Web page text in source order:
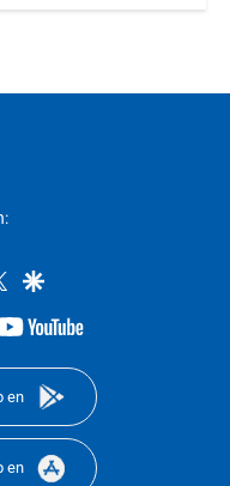
twittergoogle
youtube-
en
en